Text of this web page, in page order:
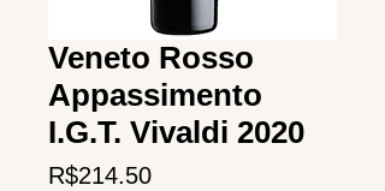
Veneto Rosso
Appassimento
I.G.T. Vivaldi 2020
R$214.50Price